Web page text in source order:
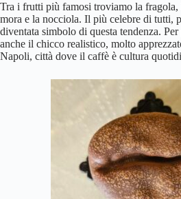
Tra i frutti più famosi troviamo la
mora e la nocciola. Il più celebre di tutti,
diventata simbolo di questa tendenza.
anche il chicco realistico, molto
Napoli, città dove il caffè è cultura